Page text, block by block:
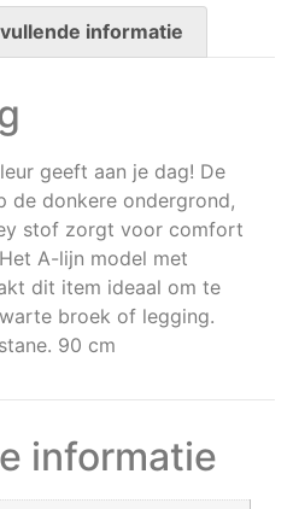
informatie
geeft aan je dag! De
de donkere ondergrond,
stof zorgt voor comfort
A-lijn model met
dit item ideaal om te
broek of legging.
90 cm
informatie